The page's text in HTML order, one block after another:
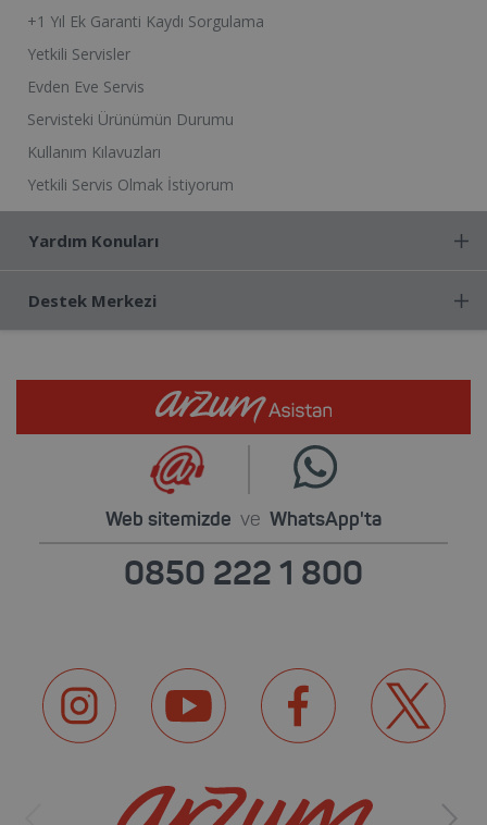
+1 Yıl Ek Garanti Kaydı Sorgulama
Yetkili Servisler
Evden Eve Servis
Servisteki Ürünümün Durumu
Kullanım Kılavuzları
Yetkili Servis Olmak İstiyorum
Yardım Konuları
Destek Merkezi
Web sitemizde ve WhatsApp'ta
0850 222 1 800